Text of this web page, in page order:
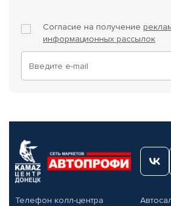
Согласие на получение
информационных рассылок
Телефон колл-центра